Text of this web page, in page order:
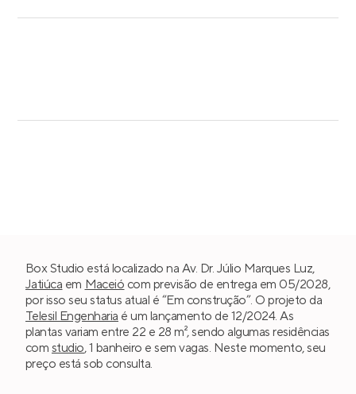
Box Studio está localizado na Av. Dr. Júlio Marques Luz,
Jatiúca em Maceió com previsão de entrega em 05/2028,
por isso seu status atual é “Em construção”. O projeto da
Telesil Engenharia é um lançamento de 12/2024. As
plantas variam entre 22 e 28 m², sendo algumas residências
com studio, 1 banheiro e sem vagas. Neste momento, seu
preço está sob consulta.